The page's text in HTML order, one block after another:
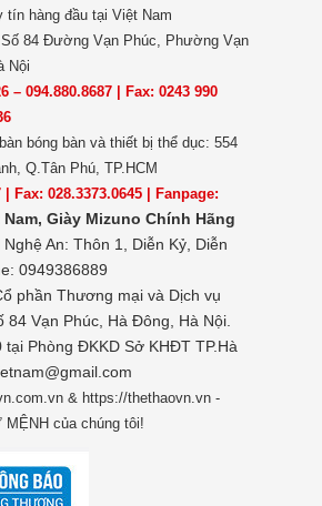
tín hàng đầu tại Việt Nam
84 Đường Vạn Phúc, Phường Vạn
Nội
– 094.880.8687 | Fax: 0243 990
bóng bàn và thiết bị thể dục: 554
Q.Tân Phú, TP.HCM
| Fax: 028.3373.0645 | Fanpage:
Giày Mizuno Chính Hãng
An: Thôn 1, Diễn Kỷ, Diễn
0949386889
phần Thương mại và Dịch vụ
84 Vạn Phúc, Hà Đông, Hà Nội.
Phòng ĐKKD Sở KHĐT TP.Hà
& https://thethaovn.vn -
của chúng tôi!